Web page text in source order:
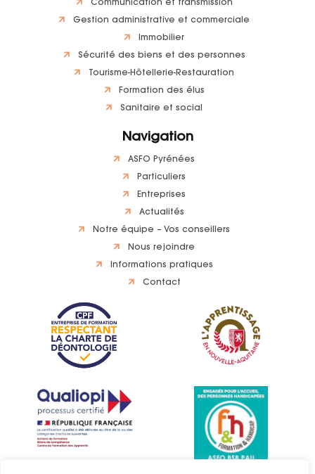
Communication et transmission
Gestion administrative et commerciale
Immobilier
Sécurité des biens et des personnes
Tourisme-Hôtellerie-Restauration
Formation des élus
Sanitaire et social
Navigation
ASFO Pyrénées
Particuliers
Entreprises
Actualités
Notre équipe – Vos conseillers
Nous rejoindre
Informations pratiques
Contact